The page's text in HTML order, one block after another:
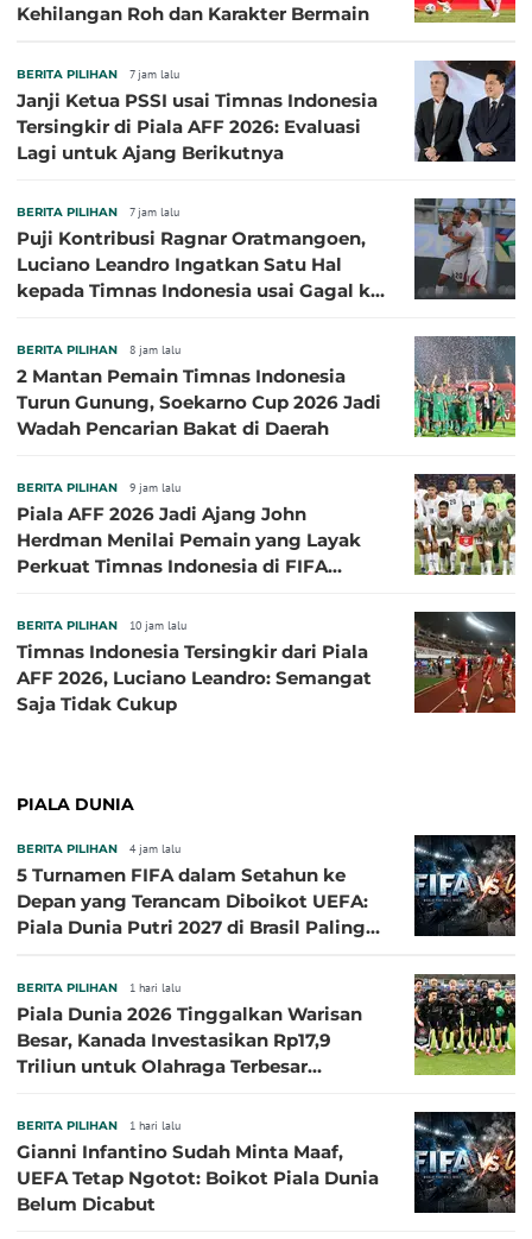
Kehilangan Roh dan Karakter Bermain
BERITA PILIHAN 7 jam lalu
Janji Ketua PSSI usai Timnas Indonesia
Tersingkir di Piala AFF 2026: Evaluasi
Lagi untuk Ajang Berikutnya
BERITA PILIHAN 7 jam lalu
Puji Kontribusi Ragnar Oratmangoen,
Luciano Leandro Ingatkan Satu Hal
kepada Timnas Indonesia usai Gagal ke
BERITA PILIHAN 8 jam lalu
2 Mantan Pemain Timnas Indonesia
Turun Gunung, Soekarno Cup 2026 Jadi
Wadah Pencarian Bakat di Daerah
BERITA PILIHAN 9 jam lalu
Piala AFF 2026 Jadi Ajang John
Herdman Menilai Pemain yang Layak
Perkuat Timnas Indonesia di FIFA
BERITA PILIHAN 10 jam lalu
Timnas Indonesia Tersingkir dari Piala
AFF 2026, Luciano Leandro: Semangat
Saja Tidak Cukup
PIALA DUNIA
BERITA PILIHAN 4 jam lalu
5 Turnamen FIFA dalam Setahun ke
Depan yang Terancam Diboikot UEFA:
Piala Dunia Putri 2027 di Brasil Paling
BERITA PILIHAN 1 hari lalu
Piala Dunia 2026 Tinggalkan Warisan
Besar, Kanada Investasikan Rp17,9
Triliun untuk Olahraga Terbesar
BERITA PILIHAN 1 hari lalu
Gianni Infantino Sudah Minta Maaf,
UEFA Tetap Ngotot: Boikot Piala Dunia
Belum Dicabut